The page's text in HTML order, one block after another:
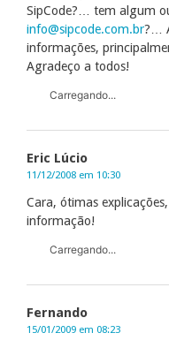
SipCode?… tem algum
info@sipcode.com.br?…
informações,
Agradeço a todos!
Carregando...
Eric Lúcio
11/12/2008 em 10:30
Cara, ótimas
informação!
Carregando...
Fernando
15/01/2009 em 08:23